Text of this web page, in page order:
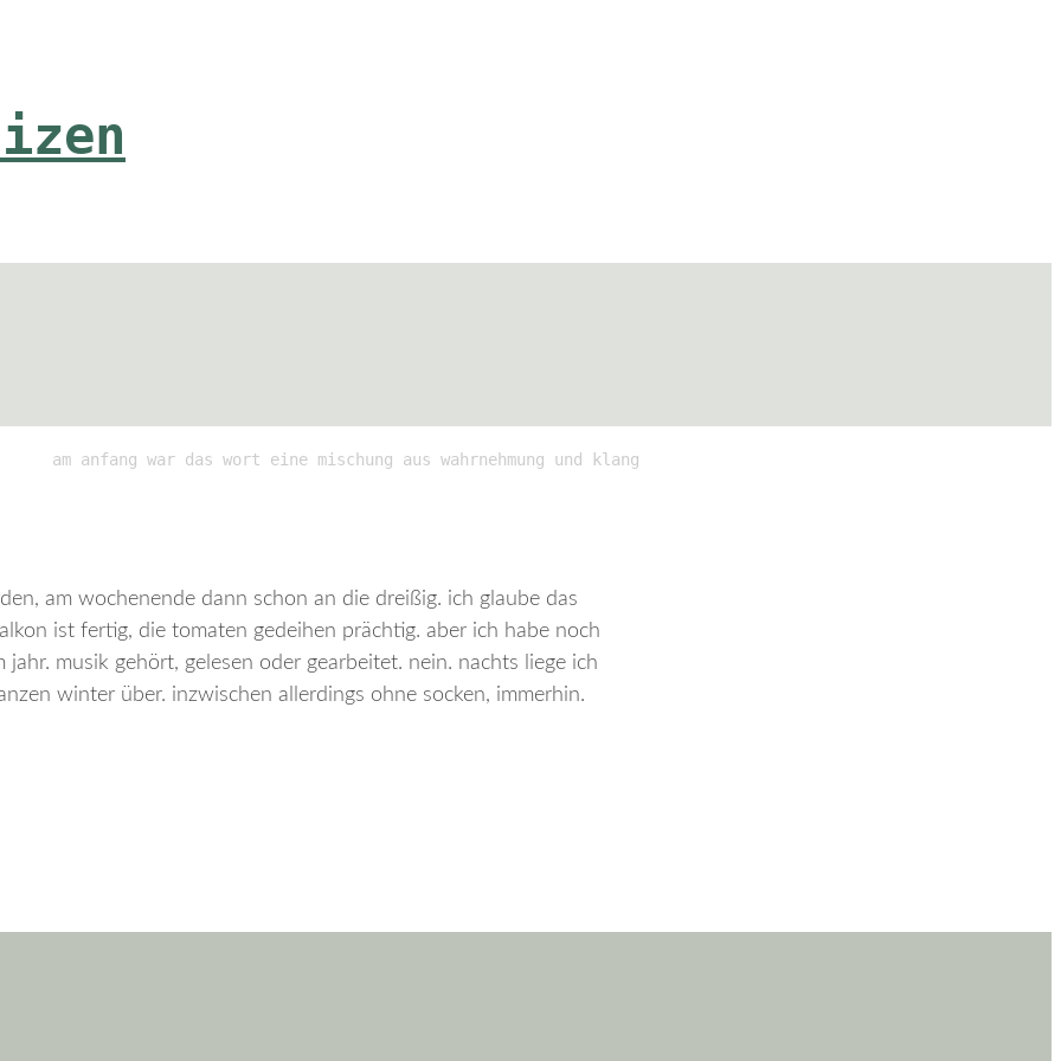
am anfang war das wort eine mischung aus wahrnehmung und klang
am wochenende dann schon an die dreißig. ich glaube das
ist fertig, die tomaten gedeihen prächtig. aber ich habe noch
musik gehört, gelesen oder gearbeitet. nein. nachts liege ich
winter über. inzwischen allerdings ohne socken, immerhin.